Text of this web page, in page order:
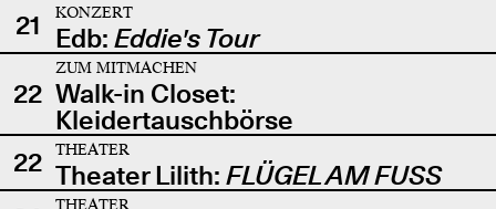
21
KONZERT
Edb: Eddie's Tour
22
ZUM MITMACHEN
Walk-in Closet:
Kleidertauschbörse
22
THEATER
Theater Lilith: FLÜGEL AM FUSS
THEATER